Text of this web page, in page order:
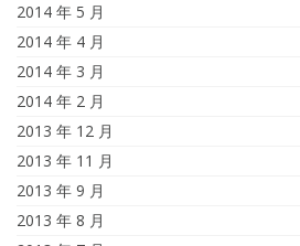
2014 年 5 月
2014 年 4 月
2014 年 3 月
2014 年 2 月
2013 年 12 月
2013 年 11 月
2013 年 9 月
2013 年 8 月